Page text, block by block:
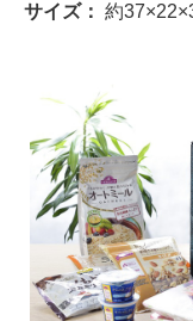
サイズ： 約